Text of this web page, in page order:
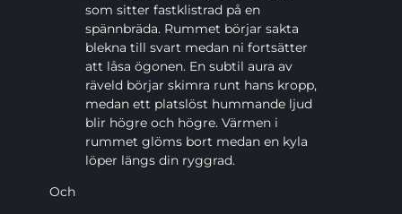
som sitter fastklistrad på en
spännbräda. Rummet börjar sakta
blekna till svart medan ni fortsätter
att låsa ögonen. En subtil aura av
räveld börjar skimra runt hans kropp,
medan ett platslöst hummande ljud
blir högre och högre. Värmen i
rummet glöms bort medan en kyla
löper längs din ryggrad.
Och